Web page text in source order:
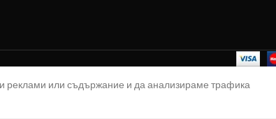
реклами или съдържание и да анализираме трафика